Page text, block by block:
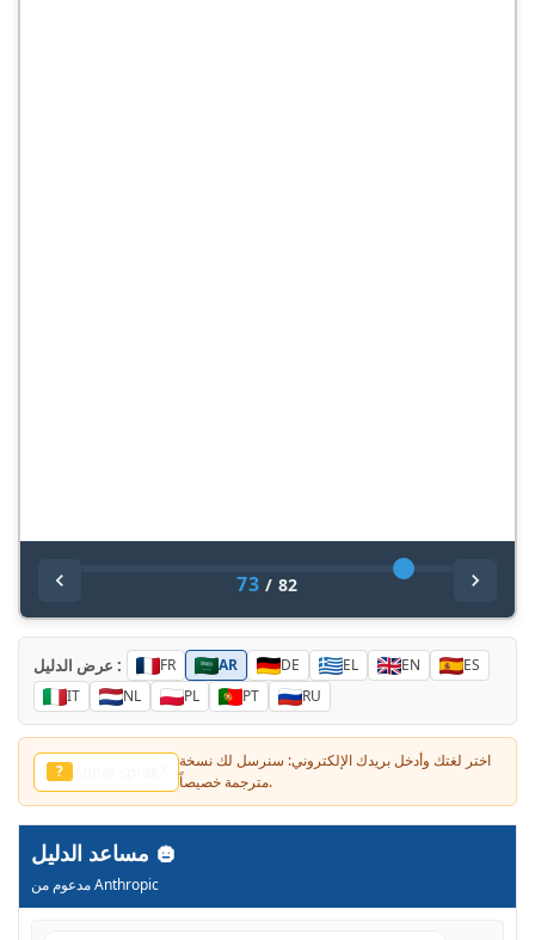
73 / 82
عرض الدليل : FR AR DE EL EN
ES
IT
NL PL PT RU
?
اختر لغتك وأدخل بريدك الإلكتروني: سنرسل لك نسخة
مترجمة خصيصاً.
مدعوم من Anthropic